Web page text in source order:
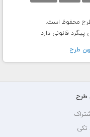
قانونی دارد
طرح
طرح
تکی